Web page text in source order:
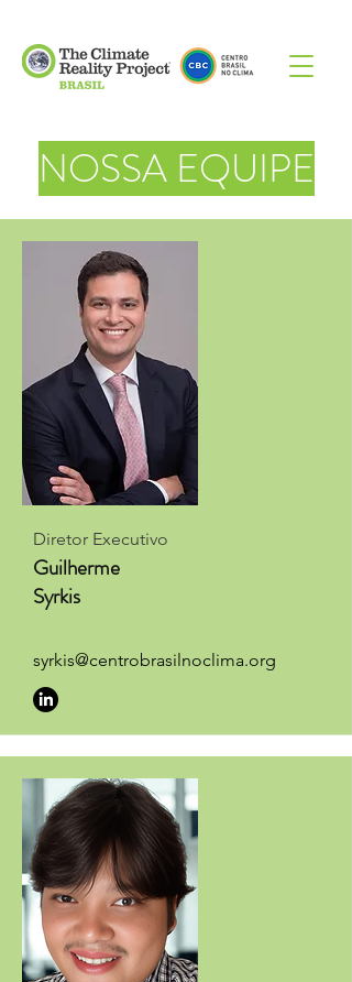
NOSSA EQUIPE
Diretor Executivo
Guilherme
Syrkis
syrkis@centrobrasilnoclima.org